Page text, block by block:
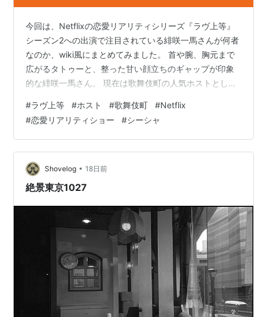
今回は、Netflixの恋愛リアリティシリーズ『ラヴ上等』
シーズン2への出演で注目されている緋咲一馬さんが何者
なのか、wiki風にまとめてみました。 首や腕、胸元まで
広がるタトゥーと、整った甘い顔立ちのギャップが印象
的な緋咲一馬さん。 現在は歌舞伎町の人気ホストとして
して店舗運営にも携わっています。 華やかな現在の姿か
らは想像しにくいですが、過去にはホストを辞め、スカ
ウトやバックパッカーとして生活していた時期もありま
した。 今回は、緋咲一馬さんの年齢、出身地、身長、本
名、ホストとしての経歴、タトゥー、現在の仕事、恋愛
事情について紹介します。…
#ラヴ上等 #ホスト #歌舞伎町 #Netflix
#恋愛リアリティショー #シーシャ
Shovelog • 18日前
絶景東京1027